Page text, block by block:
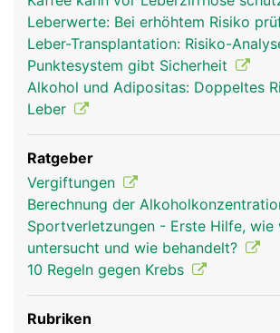
leber frau
Leberwerte: Bei erhöhtem Risiko
Leber-Transplantation: Risiko-
Punktesystem gibt Sicherheit
Alkohol und Adipositas: Doppeltes
Leber
Ratgeber
Vergiftungen
Berechnung der
Sportverletzungen - Erste Hilfe, wie
untersucht und wie behandelt?
10 Regeln gegen Krebs
Rubriken